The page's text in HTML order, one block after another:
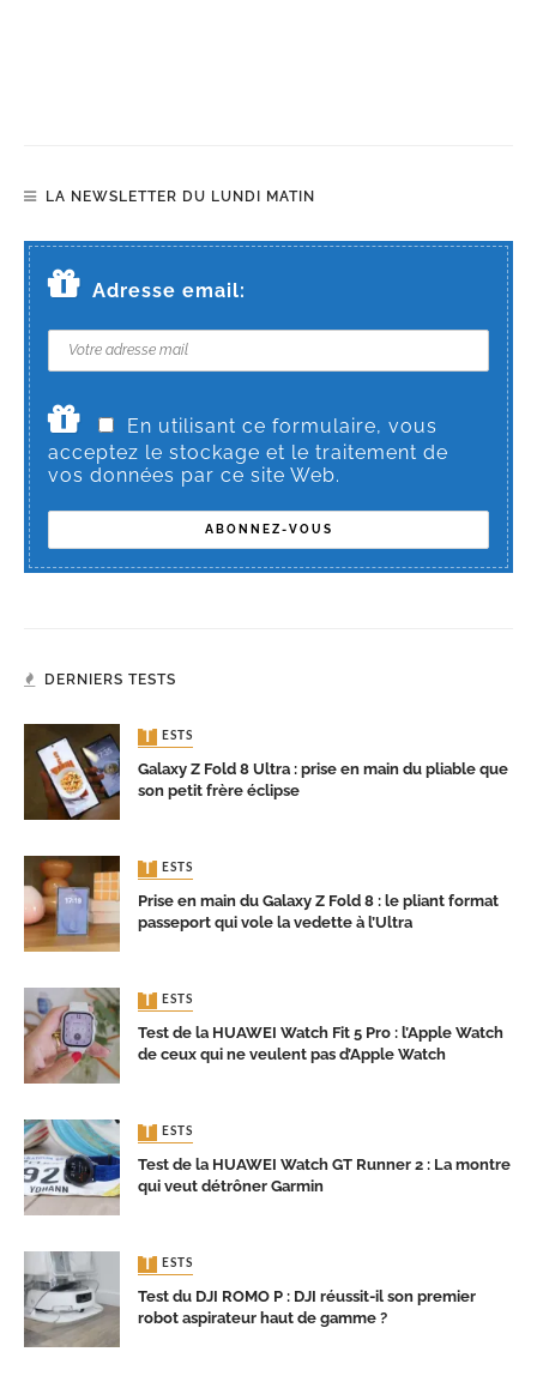
LA NEWSLETTER DU LUNDI MATIN
Adresse email:
En utilisant ce formulaire, vous
acceptez le stockage et le traitement de
vos données par ce site Web.
DERNIERS TESTS
TESTS
Galaxy Z Fold 8 Ultra : prise en main du pliable que
son petit frère éclipse
TESTS
Prise en main du Galaxy Z Fold 8 : le pliant format
passeport qui vole la vedette à l’Ultra
TESTS
Test de la HUAWEI Watch Fit 5 Pro : l’Apple Watch
de ceux qui ne veulent pas d’Apple Watch
TESTS
Test de la HUAWEI Watch GT Runner 2 : La montre
qui veut détrôner Garmin
TESTS
Test du DJI ROMO P : DJI réussit-il son premier
robot aspirateur haut de gamme ?